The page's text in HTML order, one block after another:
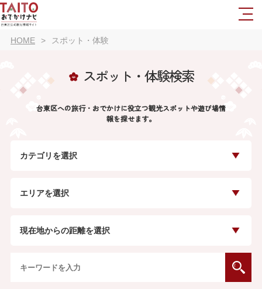
HOME スポット・体験
スポット・体験検索
台東区への旅行・おでかけに役立つ観光スポットや遊び場情
報を探せます。
カテゴリを選択
エリアを選択
現在地からの距離を選択